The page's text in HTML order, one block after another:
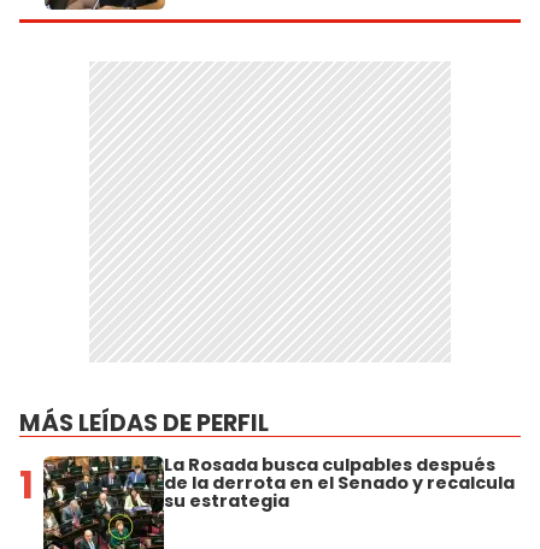
MÁS LEÍDAS DE PERFIL
1 La Rosada busca culpables después
de la derrota en el Senado y recalcula
su estrategia